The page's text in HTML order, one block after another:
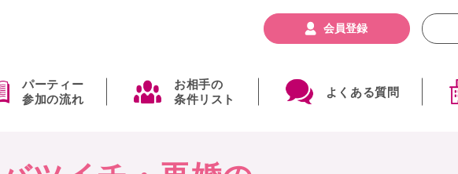
パーティー
参加の流れ
お相手の
条件リスト
よくある質問
会員登録